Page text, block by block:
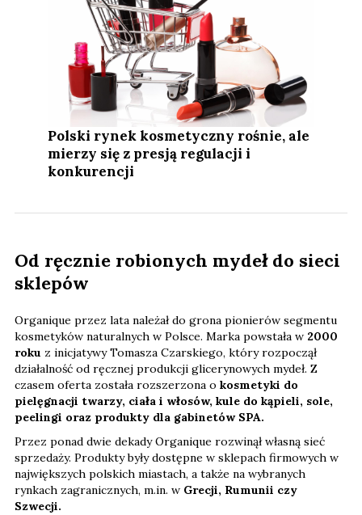
Polski rynek kosmetyczny rośnie, ale
mierzy się z presją regulacji i
konkurencji
Od ręcznie robionych mydeł do sieci
sklepów
Organique przez lata należał do grona pionierów segmentu
kosmetyków naturalnych w Polsce. Marka powstała w 2000
roku z inicjatywy Tomasza Czarskiego, który rozpoczął
działalność od ręcznej produkcji glicerynowych mydeł. Z
czasem oferta została rozszerzona o kosmetyki do
pielęgnacji twarzy, ciała i włosów, kule do kąpieli, sole,
peelingi oraz produkty dla gabinetów SPA.
Przez ponad dwie dekady Organique rozwinął własną sieć
sprzedaży. Produkty były dostępne w sklepach firmowych w
największych polskich miastach, a także na wybranych
rynkach zagranicznych, m.in. w Grecji, Rumunii czy
Szwecji.